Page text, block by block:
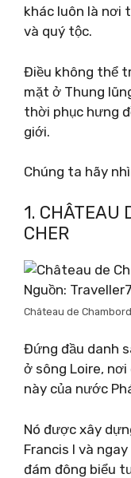
khác luôn là nơi
và quý tộc.
Điều không thể
mặt ở Thung
thời phục hưng
giới.
Chúng ta hãy
1. CHÂTEAU
CHER
Nguồn:
Château de
Đứng đầu danh
ở sông Loire, nơi
này của nước
Nó được xây
Francis I và
đám đông biểu